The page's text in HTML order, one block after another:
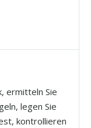
ermitteln Sie
legen Sie
kontrollieren